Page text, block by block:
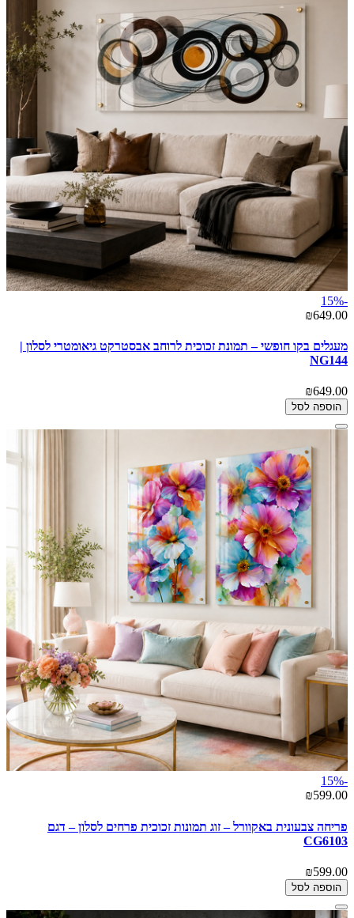
-15%
₪649.00
מעגלים בקו חופשי – תמונת זכוכית לרוחב אבסטרקט גיאומטרי לסלון |
NG144
₪649.00
הוספה לסל
-15%
₪599.00
פריחה צבעונית באקוורל – זוג תמונות זכוכית פרחים לסלון – דגם
CG6103
₪599.00
הוספה לסל